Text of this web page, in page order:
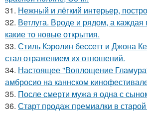
31. Нежный и лёгкий интерьер,
32. Ветлуга. Вроде и рядом, а каждая
какие то новые открытия.
33. Стиль Кэролин бессетт и Джона
стал отражением их отношений.
34. Настоящее "Воплощение
амбросио на каннском
35. После смерти мужа я одна с
36. Старт продаж премиалки в